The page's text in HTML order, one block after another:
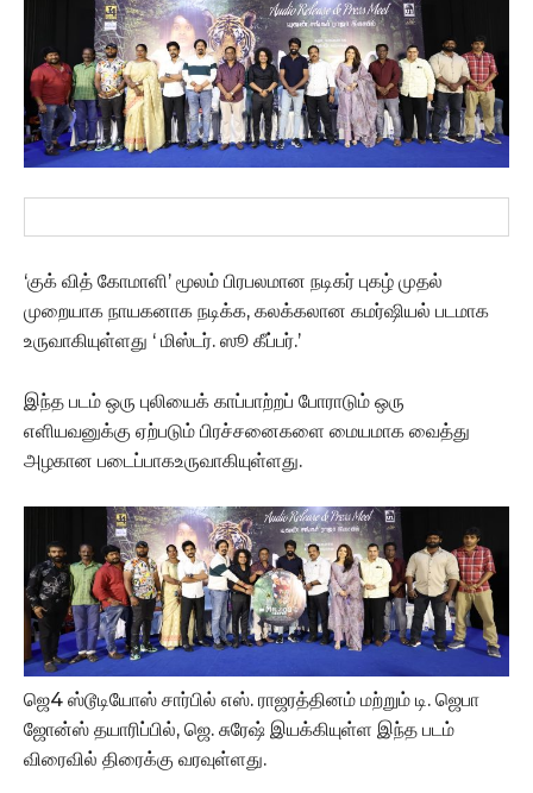
‘குக் வித் கோமாளி’ மூலம் பிரபலமான நடிகர் புகழ் முதல்
முறையாக நாயகனாக நடிக்க, கலக்கலான கமர்ஷியல் படமாக
உருவாகியுள்ளது ‘ மிஸ்டர். ஸூ கீப்பர்.’
இந்த படம் ஒரு புலியைக் காப்பாற்றப் போராடும் ஒரு
எளியவனுக்கு ஏற்படும் பிரச்சனைகளை மையமாக வைத்து
அழகான படைப்பாகஉருவாகியுள்ளது.
ஜெ4 ஸ்டூடியோஸ் சார்பில் எஸ். ராஜரத்தினம் மற்றும் டி. ஜெபா
ஜோன்ஸ் தயாரிப்பில், ஜெ. சுரேஷ் இயக்கியுள்ள இந்த படம்
விரைவில் திரைக்கு வரவுள்ளது.